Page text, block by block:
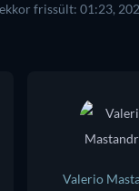
frissült: 01:23,
Valerio